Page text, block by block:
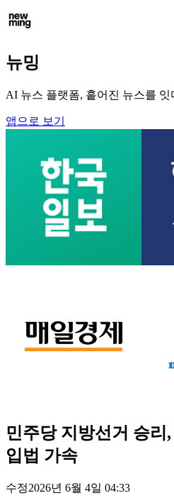
뉴밍
AI 뉴스 플랫폼, 흩어진 뉴스를 잇
앱으로 보기
민주당 지방선거 승리
입법 가속
수정2026년 6월 4일 04:33